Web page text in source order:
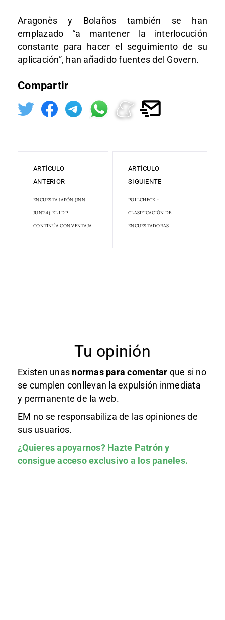
Aragonès y Bolaños también se han
emplazado “a mantener la interlocución
constante para hacer el seguimiento de su
aplicación”, han añadido fuentes del Govern.
Compartir
ARTÍCULO
ANTERIOR
ENCUESTA JAPÓN (JNN
JUN'24): EL LDP
CONTINÚA CON VENTAJA
ARTÍCULO
SIGUIENTE
POLLCHECK -
CLASIFICACIÓN DE
ENCUESTADORAS
Tu opinión
Existen unas normas para comentar que si no
se cumplen conllevan la expulsión inmediata
y permanente de la web.
EM no se responsabiliza de las opiniones de
sus usuarios.
¿Quieres apoyarnos? Hazte Patróny
consigue acceso exclusivo a los paneles.